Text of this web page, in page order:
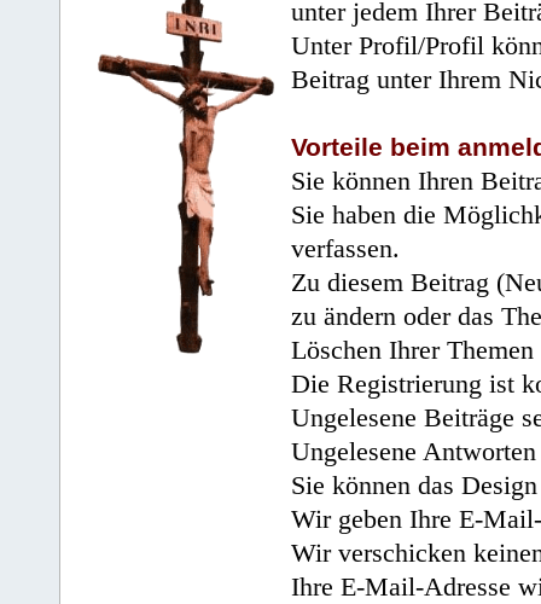
unter jedem Ihrer
Unter Profil/Profil
Beitrag unter Ihrem
Vorteile beim
Sie können Ihren
Sie haben die
verfassen.
Zu diesem Beitrag
zu ändern oder das
Löschen Ihrer
Die Registrierung ist
Ungelesene Beiträge
Ungelesene
Sie können das
Wir geben Ihre E-
Wir verschicken
Ihre E-Mail-Adresse